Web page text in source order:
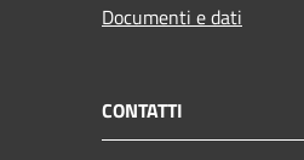
Documenti e dati
CONTATTI